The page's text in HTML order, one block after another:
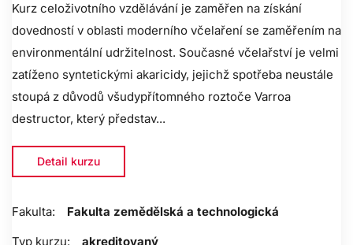
Kurz celoživotního vzdělávání je zaměřen na získání
dovedností v oblasti moderního včelaření se zaměřením na
environmentální udržitelnost. Současné včelařství je velmi
zatíženo syntetickými akaricidy, jejichž spotřeba neustále
stoupá z důvodů všudypřítomného roztoče Varroa
destructor, který představ...
Detail kurzu
Fakulta:
Fakulta zemědělská a technologická
Typ kurzu:
akreditovaný